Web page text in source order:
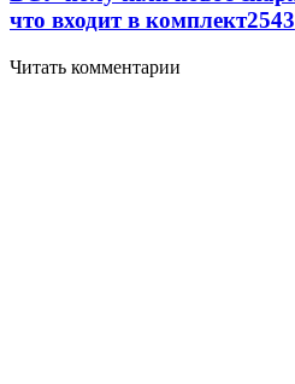
что входит в комплект2543
Читать комментарии